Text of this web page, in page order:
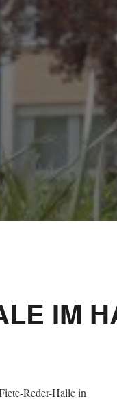
JULI
DES
IM
Reder-Halle in